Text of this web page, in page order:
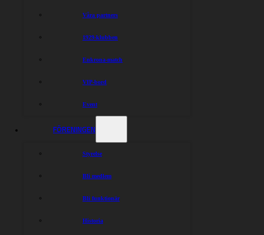
Våra partners
1929-klubben
Enkrona-match
VIP-bord
Event
FÖRENINGEN
Styrelse
Bli medlem
Bli funktionär
Historia